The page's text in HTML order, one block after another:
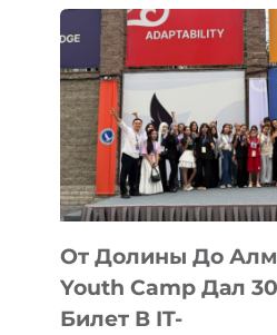
От Долины До
Youth Camp Дал
Билет В IT-